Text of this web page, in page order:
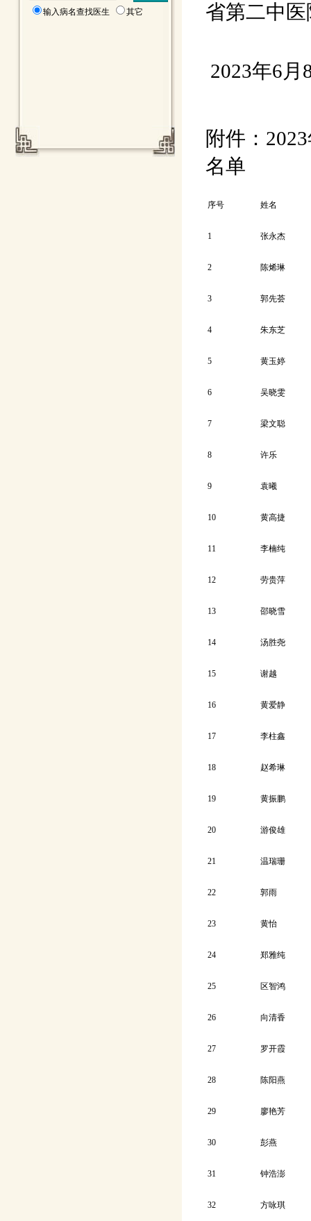
输入病名查找医生 其它
省第二中医
2023年6月
附件：
名单
序号 姓名
1 张永杰
2 陈烯琳
3 郭先荟
4 朱东芝
5 黄玉婷
6 吴晓雯
7 梁文聪
8 许乐
9 袁曦
10 黄高捷
11 李楠纯
12 劳贵萍
13 邵晓雪
14 汤胜尧
15 谢越
16 黄爱静
17 李柱鑫
18 赵希琳
19 黄振鹏
20 游俊雄
21 温瑞珊
22 郭雨
23 黄怡
24 郑雅纯
25 区智鸿
26 向清香
27 罗开霞
28 陈阳燕
29 廖艳芳
30 彭燕
31 钟浩澎
32 方咏琪